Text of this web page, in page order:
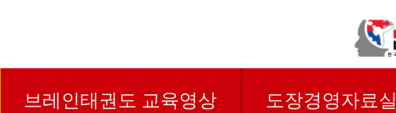
브레인태권도 교육영상 도장경영자료실